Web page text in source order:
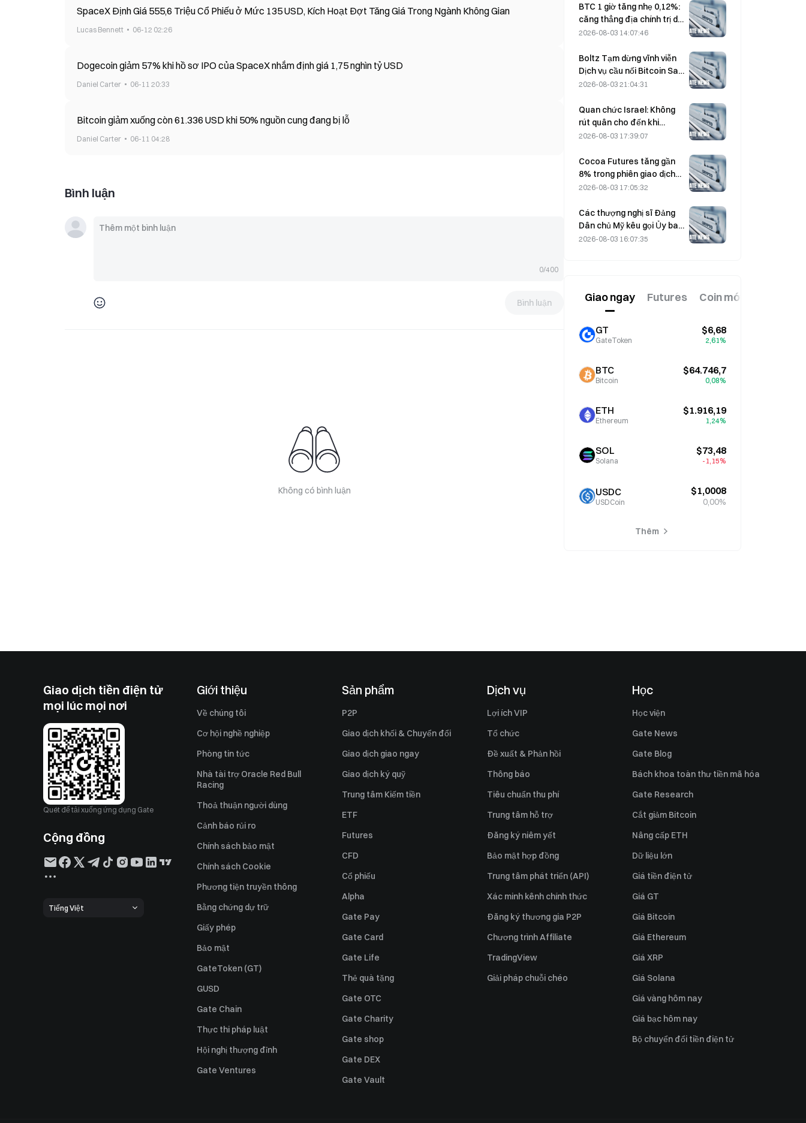
SpaceX Định Giá 555,6 Triệu Cổ Phiếu ở Mức 135 USD, Kích Hoạt Đợt Tăng Giá Trong Ngành Không Gian
Lucas Bennett 06-12 02:26
Dogecoin giảm 57% khi hồ sơ IPO của SpaceX nhắm định giá 1,75 nghìn tỷ USD
Daniel Carter 06-11 20:33
Bitcoin giảm xuống còn 61.336 USD khi 50% nguồn cung đang bị lỗ
Daniel Carter 06-11 04:28
Bình luận
0/400
Bình luận
Không có bình luận
BTC 1 giờ tăng nhẹ 0,12%:
căng thẳng địa chính trị dịu
lại và tâm lý vĩ mô đồng
ngắn hạn
2026-08-03 14:07:46
Boltz Tạm dừng vĩnh viễn
Dịch vụ cầu nối Bitcoin Sau
các cuộc tấn công được
2026-08-03 21:04:31
Quan chức Israel: Không
rút quân cho đến khi
Hamas giải giáp
2026-08-03 17:39:07
Cocoa Futures tăng gần
8% trong phiên giao dịch
hôm thứ Sáu tuần trước,
trường bất ngờ
2026-08-03 17:05:32
Các thượng nghị sĩ Đảng
Dân chủ Mỹ kêu gọi Ủy ban
Giao dịch Hàng hóa Tương
kỷ lục
2026-08-03 16:07:35
Giao ngay Futures Coin mới
GT
GateToken
$6,68
2,61%
BTC
Bitcoin
$64.746,7
0,08%
ETH
Ethereum
$1.916,19
1,24%
SOL
Solana
$73,48
-1,15%
USDC
USDCoin
$1,0008
0,00%
Thêm
Giao dịch tiền điện tử
mọi lúc mọi nơi
Quét để tải xuống ứng dụng Gate
Cộng đồng
Tiếng Việt
Giới thiệu
Về chúng tôi
Cơ hội nghề nghiệp
Phòng tin tức
Nhà tài trợ Oracle Red Bull
Racing
Thoả thuận người dùng
Cảnh báo rủi ro
Chính sách bảo mật
Chính sách Cookie
Phương tiện truyền thông
Bằng chứng dự trữ
Giấy phép
Bảo mật
GateToken (GT)
GUSD
Gate Chain
Thực thi pháp luật
Hội nghị thượng đỉnh
Gate Ventures
Sản phẩm
P2P
Giao dịch khối & Chuyển đổi
Giao dịch giao ngay
Giao dịch ký quỹ
Trung tâm Kiếm tiền
ETF
Futures
CFD
Cổ phiếu
Alpha
Gate Pay
Gate Card
Gate Life
Thẻ quà tặng
Gate OTC
Gate Charity
Gate shop
Gate DEX
Gate Vault
Dịch vụ
Lợi ích VIP
Tổ chức
Đề xuất & Phản hồi
Thông báo
Tiêu chuẩn thu phí
Trung tâm hỗ trợ
Đăng ký niêm yết
Bảo mật hợp đồng
Trung tâm phát triển (API)
Xác minh kênh chính thức
Đăng ký thương gia P2P
Chương trình Affiliate
TradingView
Giải pháp chuỗi chéo
Học
Học viện
Gate News
Gate Blog
Bách khoa toàn thư tiền mã hóa
Gate Research
Cắt giảm Bitcoin
Nâng cấp ETH
Dữ liệu lớn
Giá tiền điện tử
Giá GT
Giá Bitcoin
Giá Ethereum
Giá XRP
Giá Solana
Giá vàng hôm nay
Giá bạc hôm nay
Bộ chuyển đổi tiền điện tử